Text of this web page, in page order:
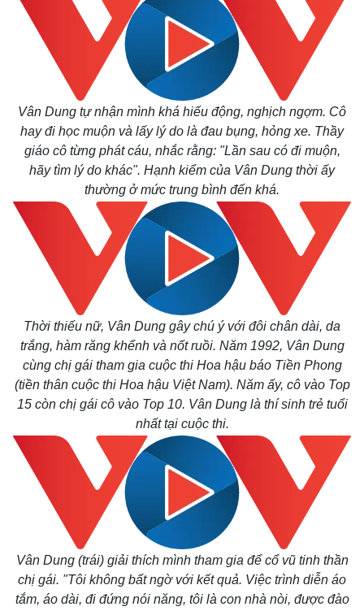
Kinh tế
Bất động sản
Khởi nghiệp
Thị trường
Giá vàng
Tiêu dùng
Tỷ giá
Chứng khoán
Giá cà phê
Vân Dung tự nhận mình khá hiếu động, nghịch ngợm. Cô
hay đi học muộn và lấy lý do là đau bụng, hỏng xe. Thầy
giáo cô từng phát cáu, nhắc rằng: "Lần sau có đi muộn,
hãy tìm lý do khác". Hạnh kiểm của Vân Dung thời ấy
thường ở mức trung bình đến khá.
Thời thiếu nữ, Vân Dung gây chú ý với đôi chân dài, da
trắng, hàm răng khểnh và nốt ruồi. Năm 1992, Vân Dung
cùng chị gái tham gia cuộc thi Hoa hậu báo Tiền Phong
(tiền thân cuộc thi Hoa hậu Việt Nam). Năm ấy, cô vào Top
15 còn chị gái cô vào Top 10. Vân Dung là thí sinh trẻ tuổi
nhất tại cuộc thi.
Vân Dung (trái) giải thích mình tham gia để cổ vũ tinh thần
chị gái. "Tôi không bất ngờ với kết quả. Việc trình diễn áo
tắm, áo dài, đi đứng nói năng, tôi là con nhà nòi, được đào